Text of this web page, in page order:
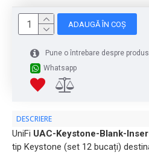
ADAUGĂ ÎN COȘ
Pune o întrebare despre produs
Whatsapp
DESCRIERE
UniFi UAC-Keystone-Blank-
tip Keystone (set 12 bucați)